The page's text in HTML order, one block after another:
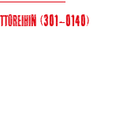
(301-0140)